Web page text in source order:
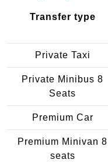
Transfer type
Private Taxi
Private Minibus 8
Seats
Premium Car
Premium Minivan 8
seats